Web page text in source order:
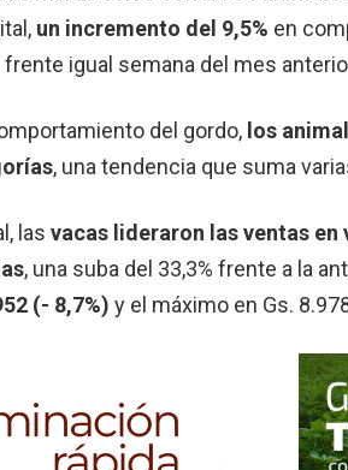
un incremento del 9,5% en
frente igual semana del mes
del gordo, los
, una tendencia que suma
las vacas lideraron las ventas en
, una suba del 33,3% frente a la
(- 8,7%) y el máximo en Gs.